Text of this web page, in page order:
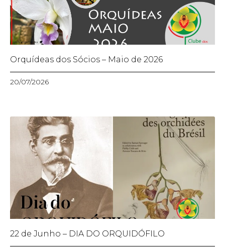
Orquídeas dos Sócios – Maio de 2026
20/07/2026
22 de Junho – DIA DO ORQUIDÓFILO